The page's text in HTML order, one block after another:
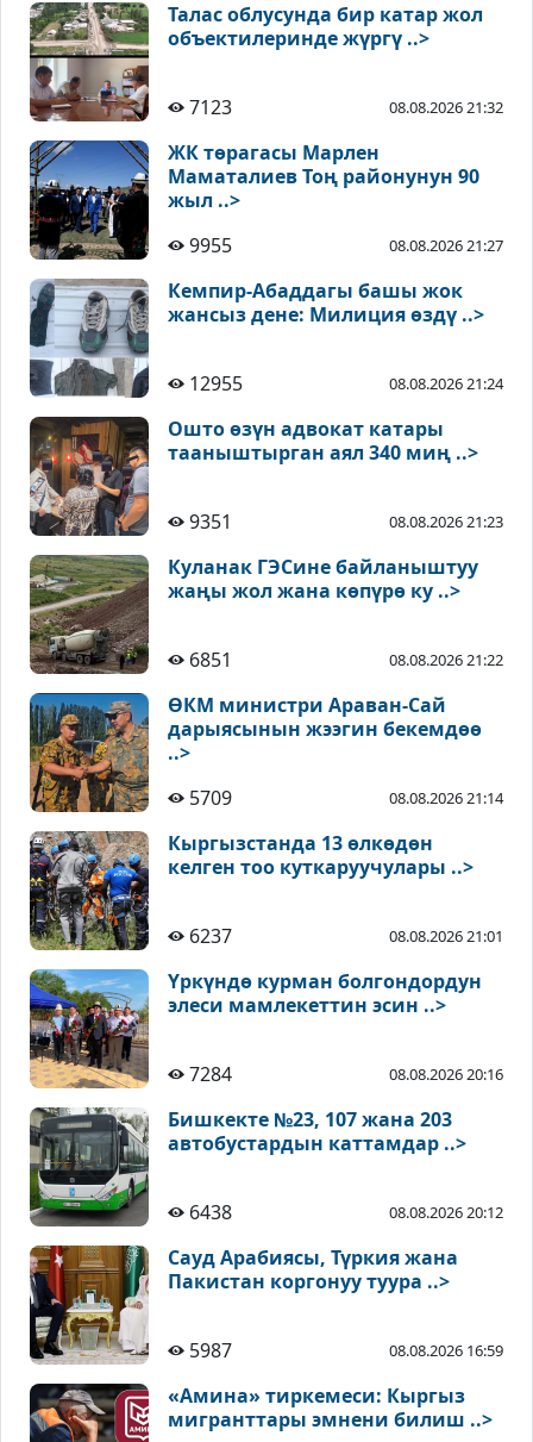
Талас облусунда бир катар жол
объектилеринде жүргү ..>
7123 08.08.2026 21:32
ЖК төрагасы Марлен
Маматалиев Тоң районунун 90
жыл ..>
9955
08.08.2026 21:27
Кемпир-Абаддагы башы жок
жансыз дене: Милиция өздү ..>
12955 08.08.2026 21:24
Ошто өзүн адвокат катары
тааныштырган аял 340 миң ..>
9351 08.08.2026 21:23
Куланак ГЭСине байланыштуу
жаңы жол жана көпүрө ку ..>
6851 08.08.2026 21:22
ӨКМ министри Араван-Сай
дарыясынын жээгин бекемдөө
..>
5709
08.08.2026 21:14
Кыргызстанда 13 өлкөдөн
келген тоо куткаруучулары ..>
6237 08.08.2026 21:01
Үркүндө курман болгондордун
элеси мамлекеттин эсин ..>
7284 08.08.2026 20:16
Бишкекте №23, 107 жана 203
автобустардын каттамдар ..>
6438 08.08.2026 20:12
Сауд Арабиясы, Түркия жана
Пакистан коргонуу туура ..>
5987 08.08.2026 16:59
«Амина» тиркемеси: Кыргыз
мигранттары эмнени билиш ..>